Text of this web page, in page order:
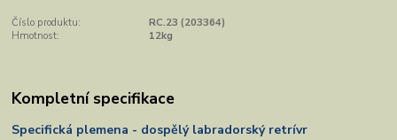
Číslo produktu:
RC.23 (203364)
Hmotnost:
12kg
Kompletní specifikace
Specifická plemena - dospělý labradorský retrívr